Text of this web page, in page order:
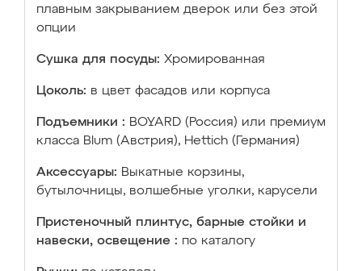
плавным закрыванием дверок или без этой
опции
Сушка для посуды: Хромированная
Цоколь: в цвет фасадов или корпуса
Подъемники : BOYARD (Россия) или премиум
класса Blum (Австрия), Hettich (Германия)
Аксессуары: Выкатные корзины,
бутылочницы, волшебные уголки, карусели
Пристеночный плинтус, барные стойки и
навески, освещение : по каталогу